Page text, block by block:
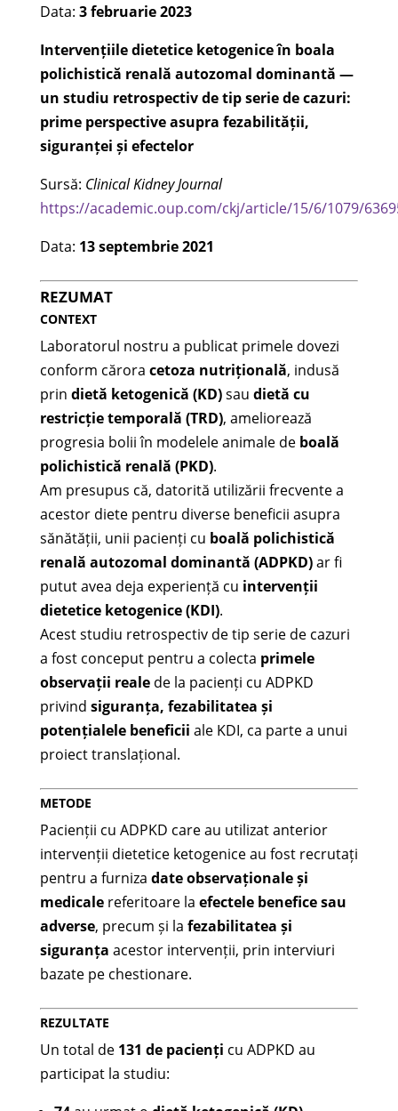
Data: 3 februarie 2023
Intervențiile dietetice ketogenice în boala
polichistică renală autozomal dominantă —
un studiu retrospectiv de tip serie de cazuri:
prime perspective asupra fezabilității,
siguranței și efectelor
Sursă: Clinical Kidney Journal
https://academic.oup.com/ckj/article/15/6/1079/
Data: 13 septembrie 2021
REZUMAT
CONTEXT
Laboratorul nostru a publicat primele dovezi
conform cărora cetoza nutrițională, indusă
prin dietă ketogenică (KD)sau dietă cu
restricție temporală (TRD), ameliorează
progresia bolii în modelele animale de boală
polichistică renală (PKD).
Am presupus că, datorită utilizării frecvente a
acestor diete pentru diverse beneficii asupra
sănătății, unii pacienți cu boală polichistică
renală autozomal dominantă (ADPKD)ar fi
putut avea deja experiență cu intervenții
dietetice ketogenice (KDI).
Acest studiu retrospectiv de tip serie de cazuri
a fost conceput pentru a colecta primele
observații realede la pacienți cu ADPKD
privind siguranța, fezabilitatea și
potențialele beneficii ale KDI, ca parte a unui
proiect translațional.
METODE
Pacienții cu ADPKD care au utilizat anterior
intervenții dietetice ketogenice au fost recrutați
pentru a furniza date observaționale și
medicalereferitoare la efectele benefice sau
adverse, precum și la fezabilitatea și
siguranța acestor intervenții, prin interviuri
bazate pe chestionare.
REZULTATE
Un total de 131 de pacienți cu ADPKD au
participat la studiu: